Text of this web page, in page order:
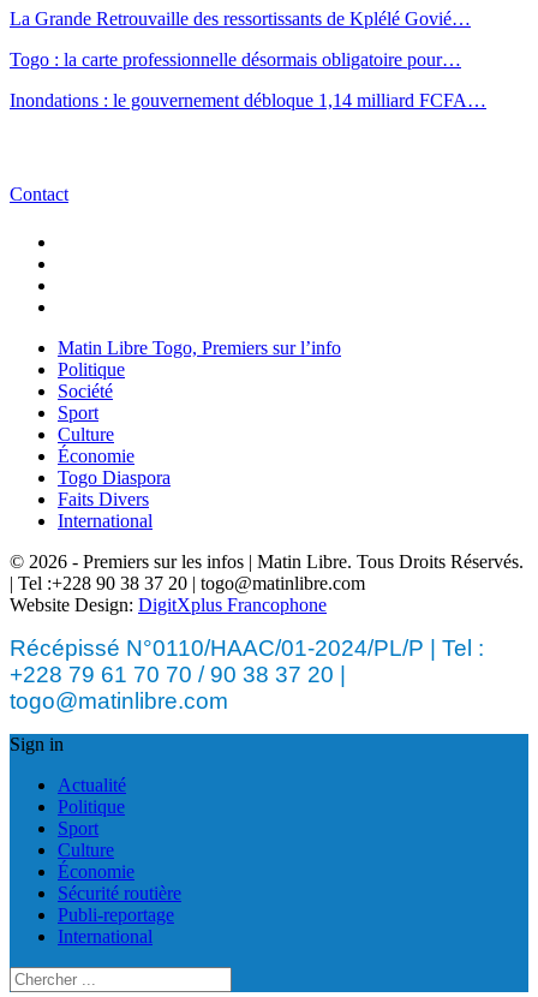
La Grande Retrouvaille des ressortissants de Kplélé Govié…
Togo : la carte professionnelle désormais obligatoire pour…
Inondations : le gouvernement débloque 1,14 milliard FCFA…
Contact
Matin Libre Togo, Premiers sur l’info
Politique
Société
Sport
Culture
Économie
Togo Diaspora
Faits Divers
International
© 2026 - Premiers sur les infos | Matin Libre. Tous Droits Réservés.
| Tel :+228 90 38 37 20 | togo@matinlibre.com
Website Design: DigitXplus Francophone
Récépissé N°0110/HAAC/01-2024/PL/P | Tel :
+228 79 61 70 70 / 90 38 37 20 |
togo@matinlibre.com
Sign in
Actualité
Politique
Sport
Culture
Économie
Sécurité routière
Publi-reportage
International